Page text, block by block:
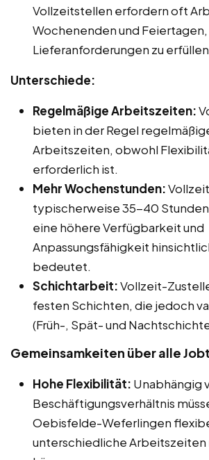
Vollzeitstellen erfordern oft
Wochenenden und Feiertagen,
Lieferanforderungen zu
Unterschiede:
Regelmäßige Arbeitszeiten:
bieten in der Regel
Arbeitszeiten, obwohl
erforderlich ist.
Mehr Wochenstunden:
typischerweise 35-40
eine höhere Verfügbarkeit und
Anpassungsfähigkeit
bedeutet.
Schichtarbeit:Vollzeit-
festen Schichten, die jedoch
(Früh-, Spät- und
Gemeinsamkeiten über alle
Hohe Flexibilität: Unabhängig
Beschäftigungsverhältnis
Oebisfelde-Weferlingen
unterschiedliche Arbeitszeiten